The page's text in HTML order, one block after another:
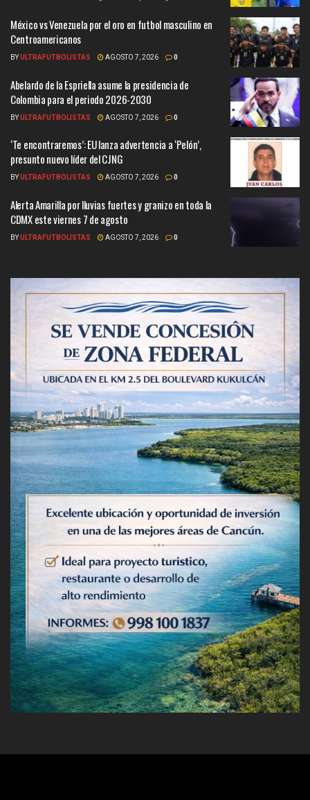
México vs Venezuela por el oro en futbol masculino en
Centroamericanos
BYULTRAFUTBOLISTAS AGOSTO 7, 2026 0
Abelardo de la Espriella asume la presidencia de
Colombia para el periodo 2026-2030
BYULTRAFUTBOLISTAS AGOSTO 7, 2026 0
‘Te encontraremos’: EU lanza advertencia a ‘Pelón’,
presunto nuevo líder del CJNG
BYULTRAFUTBOLISTAS AGOSTO 7, 2026 0
Alerta Amarilla por lluvias fuertes y granizo en toda la
CDMX este viernes 7 de agosto
BYULTRAFUTBOLISTAS AGOSTO 7, 2026 0